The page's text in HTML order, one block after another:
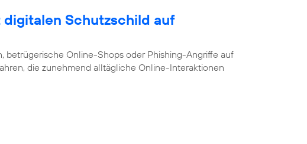
Schutzschild auf
betrügerische Online-Shops oder Phishing-Angriffe auf
die zunehmend alltägliche Online-Interaktionen